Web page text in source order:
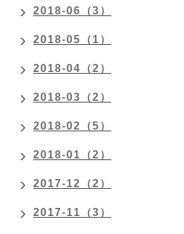
2018-06（3）
2018-05（1）
2018-04（2）
2018-03（2）
2018-02（5）
2018-01（2）
2017-12（2）
2017-11（3）